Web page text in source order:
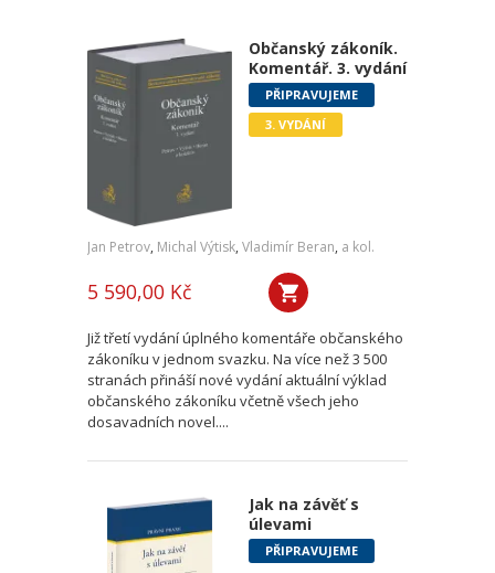
Občanský zákoník.
Komentář. 3. vydání
PŘIPRAVUJEME
3. VYDÁNÍ
Jan Petrov, Michal Výtisk, Vladimír Beran, a kol.
5 590,00 Kč
Již třetí vydání úplného komentáře občanského
zákoníku v jednom svazku. Na více než 3 500
stranách přináší nové vydání aktuální výklad
občanského zákoníku včetně všech jeho
dosavadních novel....
Jak na závěť s
úlevami
PŘIPRAVUJEME